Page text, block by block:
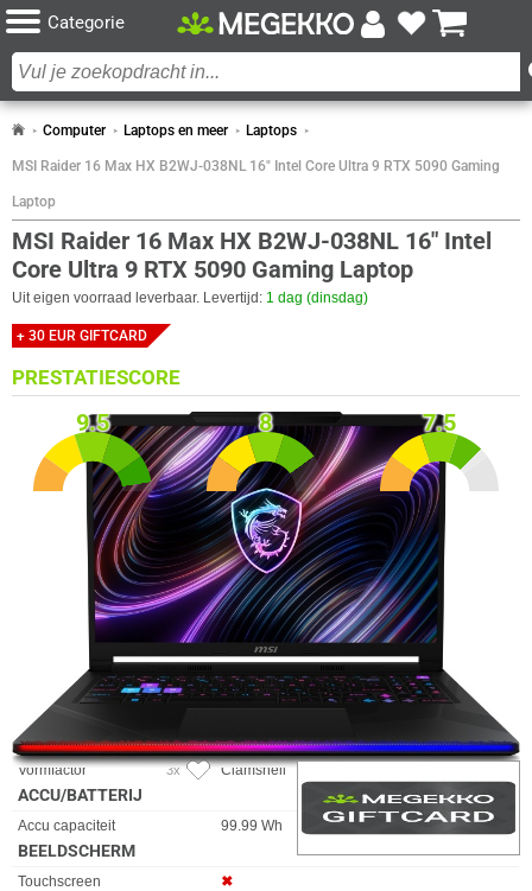
Categorie
Computer Laptops en meer Laptops
MSI Raider 16 Max HX B2WJ-038NL 16" Intel Core Ultra 9 RTX 5090 Gaming
Laptop
MSI Raider 16 Max HX B2WJ-038NL 16" Intel
Core Ultra 9 RTX 5090 Gaming Laptop
Uit eigen voorraad leverbaar. Levertijd: 1 dag (dinsdag)
+ 30 EUR GIFTCARD
3x
PRESTATIESCORE
9.5
GAMING
8
SCHOOL­GEBRUIK
7.5
ZAKELIJK GEBRUIK
SPECIFICATIES
Waarde
Kabelslot sleuf type
Kensington
Kleur Product
Zwart
Kleurnaam
Core Black
Gaming
Materiaal behuizing
Metaal, Kunststof
Originele merknaam
MSI
Vormfactor
Clamshell
ACCU/BATTERIJ
Eigenschap Waarde
Accu capaciteit 99.99 Wh
BEELDSCHERM
Eigenschap
Touchscreen
✖︎